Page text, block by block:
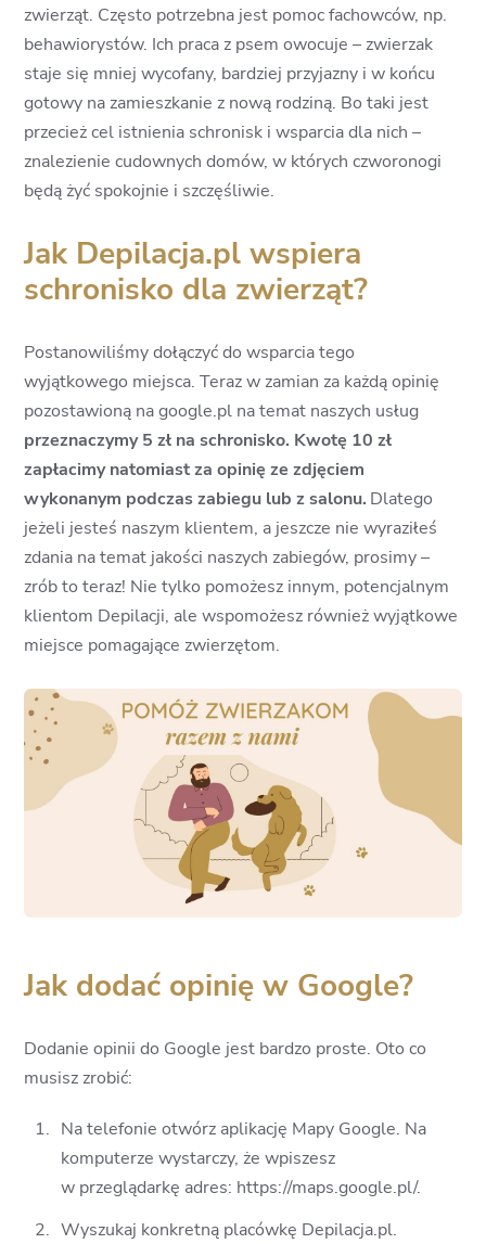
zwierząt. Często potrzebna jest pomoc fachowców, np.
behawiorystów. Ich praca z psem owocuje – zwierzak
staje się mniej wycofany, bardziej przyjazny i w końcu
gotowy na zamieszkanie z nową rodziną. Bo taki jest
przecież cel istnienia schronisk i wsparcia dla nich –
znalezienie cudownych domów, w których czworonogi
będą żyć spokojnie i szczęśliwie.
Jak Depilacja.pl wspiera
schronisko dla zwierząt?
Postanowiliśmy dołączyć do wsparcia tego
wyjątkowego miejsca. Teraz w zamian za każdą opinię
pozostawioną na google.pl na temat naszych usług
przeznaczymy 5 zł na schronisko. Kwotę 10 zł
zapłacimy natomiast za opinię ze zdjęciem
wykonanym podczas zabiegu lub z salonu. Dlatego
jeżeli jesteś naszym klientem, a jeszcze nie wyraziłeś
zdania na temat jakości naszych zabiegów, prosimy –
zrób to teraz! Nie tylko pomożesz innym, potencjalnym
klientom Depilacji, ale wspomożesz również wyjątkowe
miejsce pomagające zwierzętom.
Jak dodać opinię w Google?
Dodanie opinii do Google jest bardzo proste. Oto co
musisz zrobić:
Na telefonie otwórz aplikację Mapy Google. Na
komputerze wystarczy, że wpiszesz
w przeglądarkę adres: https://maps.google.pl/.
Wyszukaj konkretną placówkę Depilacja.pl.